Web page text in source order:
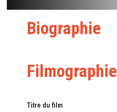
Biographie
Filmographie
Titre du film